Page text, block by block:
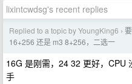
lixintcwdsg's recent replies
Replied to a topic by YoungKing6 ›
16+256 还是 m3 8+256，二选一
16G 是刚需，24 32 更好，CPU
手